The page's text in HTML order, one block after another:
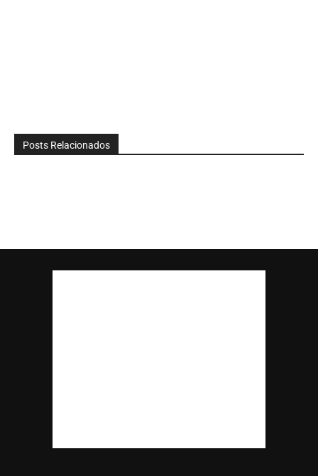
Posts Relacionados